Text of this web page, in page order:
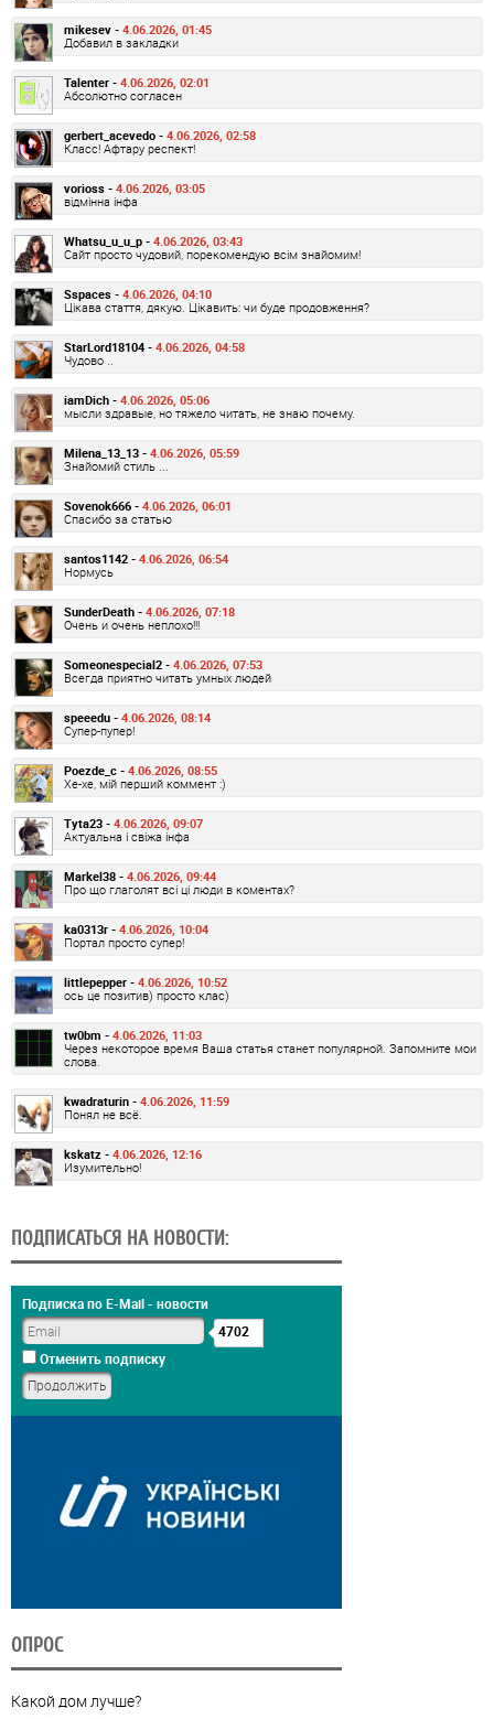
mikesev - 4.06.2026, 01:45
Добавил в закладки
Talenter - 4.06.2026, 02:01
Абсолютно согласен
gerbert_acevedo - 4.06.2026, 02:58
Класс! Афтару респект!
vorioss - 4.06.2026, 03:05
відмінна інфа
Whatsu_u_u_p - 4.06.2026, 03:43
Сайт просто чудовий, порекомендую всім знайомим!
Sspaces - 4.06.2026, 04:10
Цікава стаття, дякую. Цікавить: чи буде продовження?
StarLord18104 - 4.06.2026, 04:58
Чудово ..
iamDich - 4.06.2026, 05:06
мысли здравые, но тяжело читать, не знаю почему.
Milena_13_13 - 4.06.2026, 05:59
Знайомий стиль ...
Sovenok666 - 4.06.2026, 06:01
Спасибо за статью
santos1142 - 4.06.2026, 06:54
Нормусь
SunderDeath - 4.06.2026, 07:18
Очень и очень неплохо!!!
Someonespecial2 - 4.06.2026, 07:53
Всегда приятно читать умных людей
speeedu - 4.06.2026, 08:14
Супер-пупер!
Poezde_c - 4.06.2026, 08:55
Хе-хе, мій перший коммент :)
Tyta23 - 4.06.2026, 09:07
Актуальна і свіжа інфа
Markel38 - 4.06.2026, 09:44
Про що глаголят всі ці люди в коментах?
ka0313r - 4.06.2026, 10:04
Портал просто супер!
littlepepper - 4.06.2026, 10:52
ось це позитив) просто клас)
tw0bm - 4.06.2026, 11:03
Через некоторое время Ваша статья станет популярной. Запомните мои
слова.
kwadraturin - 4.06.2026, 11:59
Понял не всё.
kskatz - 4.06.2026, 12:16
Изумительно!
ПОДПИСАТЬСЯ НА НОВОСТИ:
Подписка по E-Mail - новости
4702
Отменить подписку
ОПРОС
Какой дом лучше?